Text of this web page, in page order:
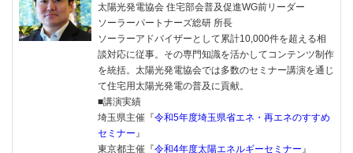
太陽光発電協会 住宅部会普及促進WG前リーダー
ソーラーパートナーズ総研 所長
ソーラーアドバイザーとして累計10,000件を超える相
談対応に従事。その専門知識を活かしてコンテンツ制作
を統括。太陽光発電協会では多数のセミナー講演を通じ
て住宅用太陽光発電の普及に貢献。
■講演実績
埼玉県主催『令和5年度埼玉県省エネ・再エネのすすめ
セミナー』
東京都主催『令和4年度太陽エネルギーセミナー』